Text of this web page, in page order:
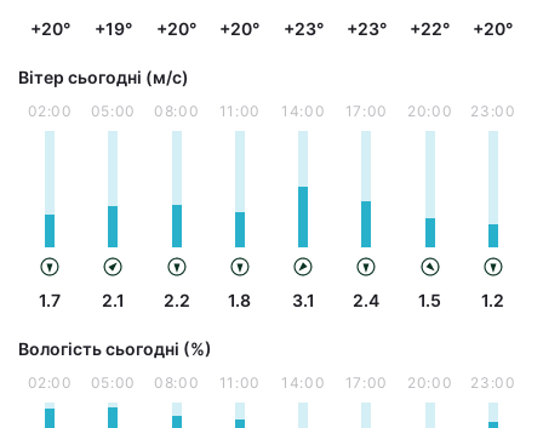
+20° +19° +20° +20° +23° +23° +22° +20°
Вітер сьогодні (м/с)
02:00
1.7
05:00
2.1
08:00
2.2
11:00
1.8
14:00
3.1
17:00
2.4
20:00
1.5
23:00
1.2
Вологість сьогодні (%)
02:00 05:00 08:00 11:00 14:00 17:00 20:00 23:00